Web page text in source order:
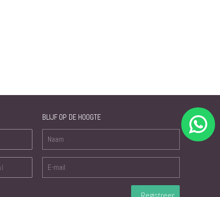
BLIJF OP DE HOOGTE
Registreer